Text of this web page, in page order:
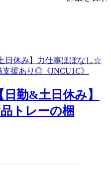
日勤&土日休み】
トレーの梱